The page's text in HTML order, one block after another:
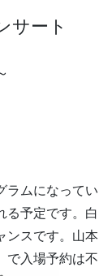
サート
ラムになってい
る予定です。白
ンスです。山本
で入場予約は不